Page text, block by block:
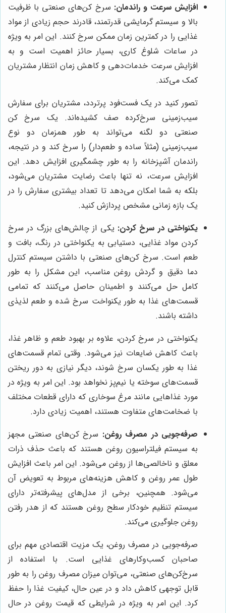
افزایش سرعت و راندمان: سرخ کن‌های صنعتی با ظرفیت
بالا و سیستم گرمایشی قدرتمند، قادرند حجم زیادی از مواد
غذایی را در کمترین زمان ممکن سرخ کنند. این امر به ویژه
در ساعات شلوغ کاری، بسیار حائز اهمیت است و به
افزایش سرعت خدمات‌دهی و کاهش زمان انتظار مشتریان
کمک می‌کند.
تصور کنید در یک فست‌فود پرتردد، مشتریان برای سفارش
سیب‌زمینی سرخ‌کرده صف کشیده‌اند. یک سرخ کن
صنعتی دو لگنه می‌تواند به طور همزمان دو نوع
سیب‌زمینی (مثلاً ساده و طعم‌دار) را سرخ کند و در نتیجه،
راندمان آشپزخانه را به طور چشمگیری افزایش دهد. این
افزایش سرعت، نه تنها باعث رضایت مشتریان می‌شود،
بلکه به شما امکان می‌دهد تا تعداد بیشتری سفارش را در
یک بازه زمانی مشخص پردازش کنید.
یکنواختی در سرخ کردن: یکی از چالش‌های بزرگ در سرخ
کردن مواد غذایی، دستیابی به یکنواختی در رنگ، بافت و
طعم است. سرخ کن‌های صنعتی با داشتن سیستم کنترل
دما دقیق و گردش روغن مناسب، این مشکل را به طور
کامل حل می‌کنند و اطمینان حاصل می‌کنند که تمامی
قسمت‌های غذا به طور یکنواخت سرخ شده و طعم لذیذی
داشته باشند.
یکنواختی در سرخ کردن، علاوه بر بهبود طعم و ظاهر غذا،
باعث کاهش ضایعات نیز می‌شود. وقتی تمام قسمت‌های
غذا به طور یکسان سرخ شوند، دیگر نیازی به دور ریختن
قسمت‌های سوخته یا نیم‌پز نخواهد بود. این امر به ویژه در
مورد غذاهایی مانند مرغ سوخاری که دارای قطعات مختلف
با ضخامت‌های متفاوت هستند، اهمیت زیادی دارد.
صرفه‌جویی در مصرف روغن: سرخ کن‌های صنعتی مجهز
به سیستم فیلتراسیون روغن هستند که باعث حذف ذرات
معلق و ناخالصی‌ها از روغن می‌شود. این امر باعث افزایش
طول عمر روغن و کاهش هزینه‌های مربوط به تعویض آن
می‌شود. همچنین، برخی از مدل‌های پیشرفته‌تر دارای
سیستم تنظیم خودکار سطح روغن هستند که از هدر رفتن
روغن جلوگیری می‌کند.
صرفه‌جویی در مصرف روغن، یک مزیت اقتصادی مهم برای
صاحبان کسب‌وکارهای غذایی است. با استفاده از
سرخ‌کن‌های صنعتی، می‌توان میزان مصرف روغن را به طور
قابل توجهی کاهش داد و در عین حال، کیفیت غذا را حفظ
کرد. این امر به ویژه در شرایطی که قیمت روغن در حال